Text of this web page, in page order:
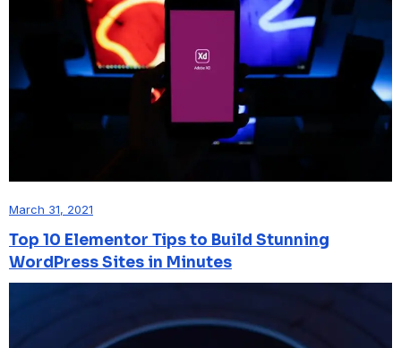
March 31, 2021
Top 10 Elementor Tips to Build Stunning
WordPress Sites in Minutes